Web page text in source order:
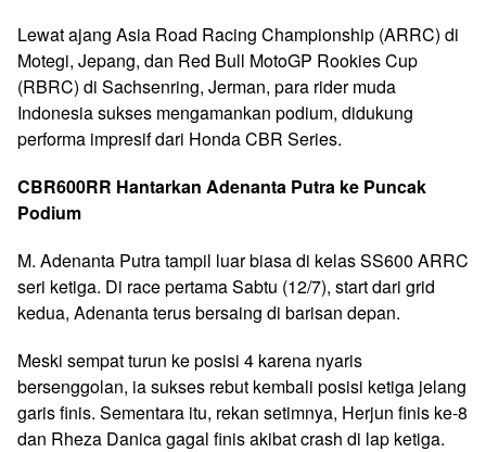
Lewat ajang Asia Road Racing Championship (ARRC) di
Motegi, Jepang, dan Red Bull MotoGP Rookies Cup
(RBRC) di Sachsenring, Jerman, para rider muda
Indonesia sukses mengamankan podium, didukung
performa impresif dari Honda CBR Series.
CBR600RR Hantarkan Adenanta Putra ke Puncak
Podium
M. Adenanta Putra tampil luar biasa di kelas SS600 ARRC
seri ketiga. Di race pertama Sabtu (12/7), start dari grid
kedua, Adenanta terus bersaing di barisan depan.
Meski sempat turun ke posisi 4 karena nyaris
bersenggolan, ia sukses rebut kembali posisi ketiga jelang
garis finis. Sementara itu, rekan setimnya, Herjun finis ke-8
dan Rheza Danica gagal finis akibat crash di lap ketiga.